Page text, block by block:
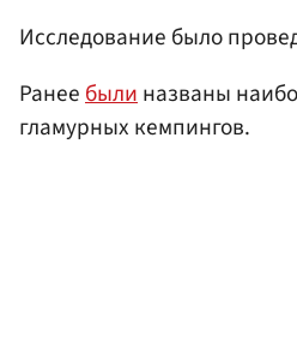
Исследование было
Ранеебылиназваны
гламурных кемпингов.